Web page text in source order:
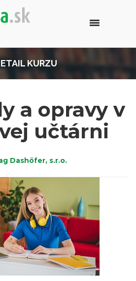
KURZU
a opravy v
učtárni
Dashöfer, s.r.o.